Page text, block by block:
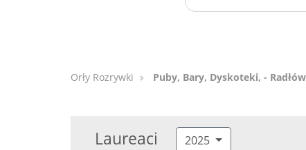
Orły Rozrywki Puby, Bary, Dyskoteki, - Radłów
Laureaci 2025